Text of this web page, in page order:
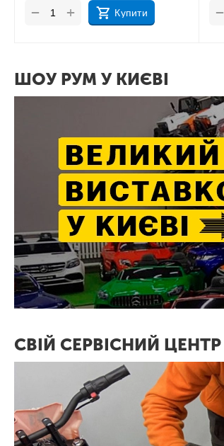
Купити
+
− −
ШОУ РУМ У КИЄВІ
СВІЙ СЕРВІСНИЙ ЦЕНТР